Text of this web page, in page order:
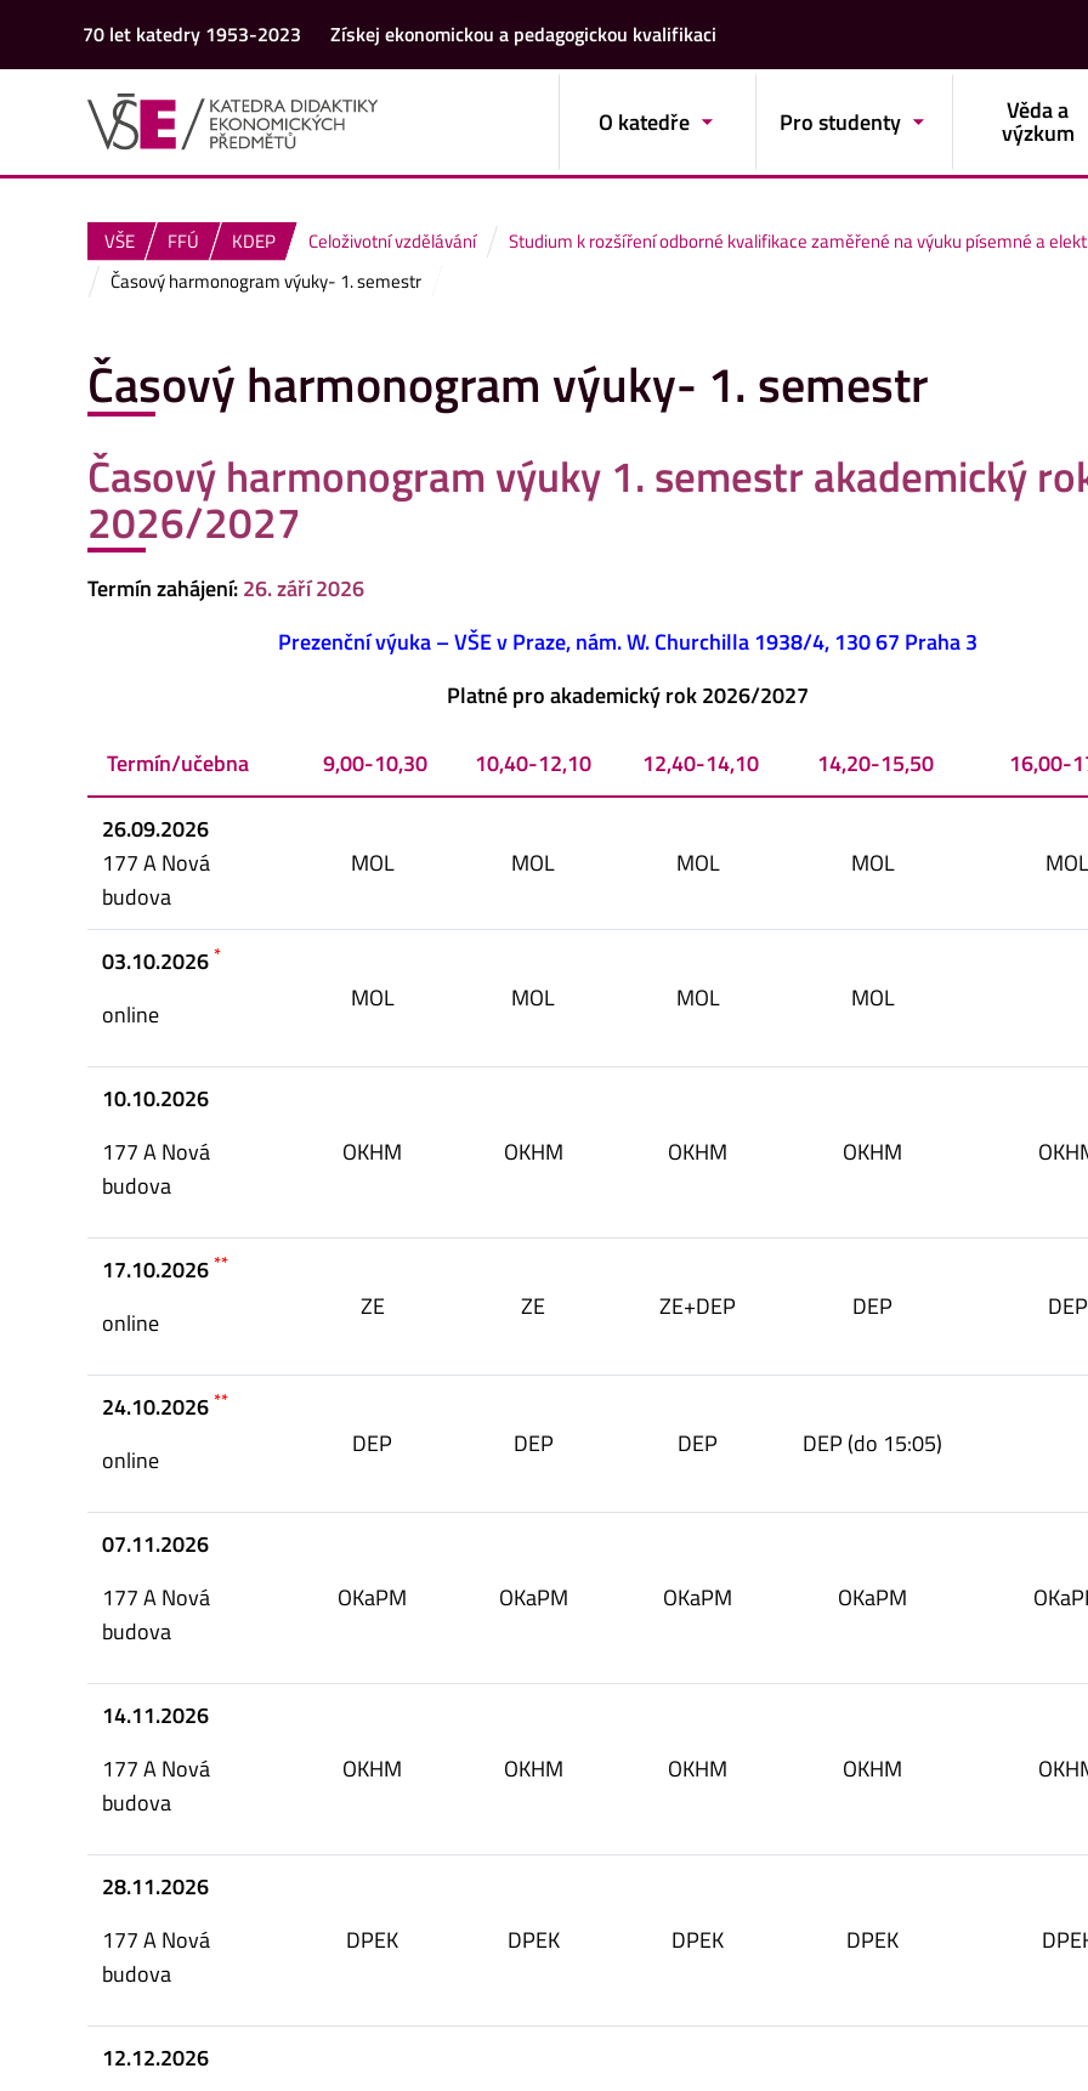
70 let katedry 1953-2023 Získej ekonomickou a pedagogickou kvalifikaci
O katedře Pro studenty Věda a
výzkum
VŠE FFÚ KDEP Celoživotní vzdělávání
Studium k rozšíření odborné kvalifikace zaměřené na výuku písemné a
Časový harmonogram výuky- 1. semestr
Časový harmonogram výuky- 1. semestr
Časový harmonogram výuky 1.semestr akademický
2026/2027
Termín zahájení:26. září 2026
Prezenční výuka –VŠE v Praze, nám. W. Churchilla 1938/4, 130 67 Praha 3
Platné pro akademický rok 2026/2027
Termín/učebna 9,00-10,30 10,40-12,10 12,40-14,10 14,20-15,50
16,00-
26.09.2026
177 A Nová
budova
MOL MOL MOL MOL MOL
03.10.2026 *
online
MOL MOL MOL MOL
10.10.2026
177 A Nová
budova
OKHM OKHM OKHM OKHM
17.10.2026 **
online
ZE ZE ZE+DEP DEP DEP
24.10.2026 **
online
DEP DEP DEP DEP (do 15:05)
07.11.2026
177 A Nová
budova
OKaPM OKaPM OKaPM OKaPM
14.11.2026
177 A Nová
budova
OKHM OKHM OKHM OKHM
28.11.2026
177 A Nová
budova
DPEK DPEK DPEK DPEK
12.12.2026